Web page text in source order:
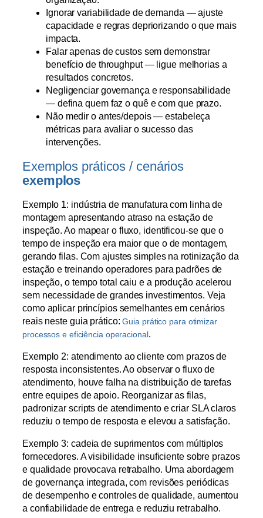
Ignorar variabilidade de demanda — ajuste
capacidade e regras depriorizando o que mais
impacta.
Falar apenas de custos sem demonstrar
benefício de throughput — ligue melhorias a
resultados concretos.
Negligenciar governança e responsabilidade
— defina quem faz o quê e com que prazo.
Não medir o antes/depois — estabeleça
métricas para avaliar o sucesso das
intervenções.
Exemplos práticos / cenários
exemplos
Exemplo 1: indústria de manufatura com linha de
montagem apresentando atraso na estação de
inspeção. Ao mapear o fluxo, identificou-se que o
tempo de inspeção era maior que o de montagem,
gerando filas. Com ajustes simples na rotinização da
estação e treinando operadores para padrões de
inspeção, o tempo total caiu e a produção acelerou
sem necessidade de grandes investimentos. Veja
como aplicar princípios semelhantes em cenários
reais neste guia prático:Guia prático para otimizar
processos e eficiência operacional.
Exemplo 2: atendimento ao cliente com prazos de
resposta inconsistentes. Ao observar o fluxo de
atendimento, houve falha na distribuição de tarefas
entre equipes de apoio. Reorganizar as filas,
padronizar scripts de atendimento e criar SLA claros
reduziu o tempo de resposta e elevou a satisfação.
Exemplo 3: cadeia de suprimentos com múltiplos
fornecedores. A visibilidade insuficiente sobre prazos
e qualidade provocava retrabalho. Uma abordagem
de governança integrada, com revisões periódicas
de desempenho e controles de qualidade, aumentou
a confiabilidade de entrega e reduziu retrabalho.